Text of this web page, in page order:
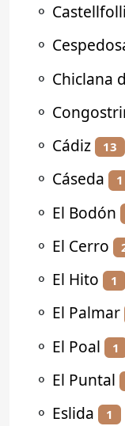
⚬
⚬
⚬ Chiclana
⚬
⚬ Cádiz 13
⚬ Cáseda 1
⚬ El Bodón
⚬ El Cerro
⚬ El Hito 1
⚬ El Palmar
⚬ El Poal 1
⚬ El Puntal
⚬ Eslida 1